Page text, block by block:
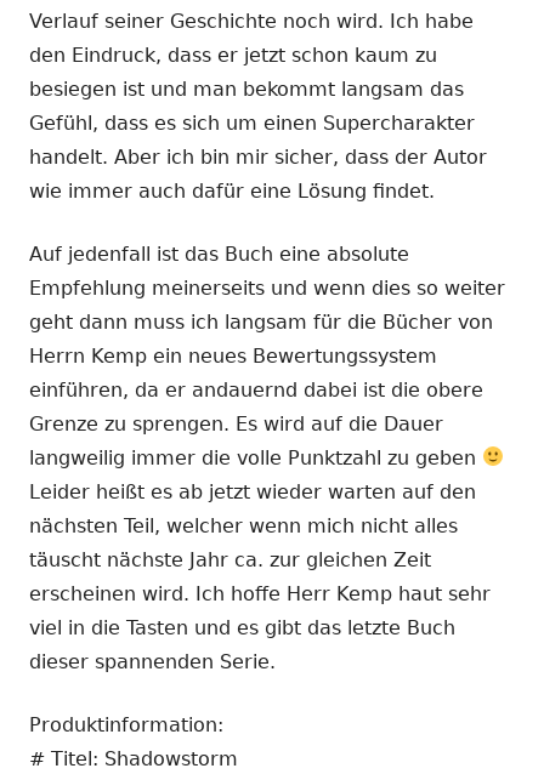
Verlauf seiner Geschichte noch wird. Ich habe
den Eindruck, dass er jetzt schon kaum zu
besiegen ist und man bekommt langsam das
Gefühl, dass es sich um einen Supercharakter
handelt. Aber ich bin mir sicher, dass der Autor
wie immer auch dafür eine Lösung findet.
Auf jedenfall ist das Buch eine absolute
Empfehlung meinerseits und wenn dies so weiter
geht dann muss ich langsam für die Bücher von
Herrn Kemp ein neues Bewertungssystem
einführen, da er andauernd dabei ist die obere
Grenze zu sprengen. Es wird auf die Dauer
langweilig immer die volle Punktzahl zu geben
Leider heißt es ab jetzt wieder warten auf den
nächsten Teil, welcher wenn mich nicht alles
täuscht nächste Jahr ca. zur gleichen Zeit
erscheinen wird. Ich hoffe Herr Kemp haut sehr
viel in die Tasten und es gibt das letzte Buch
dieser spannenden Serie.
Produktinformation:
# Titel: Shadowstorm